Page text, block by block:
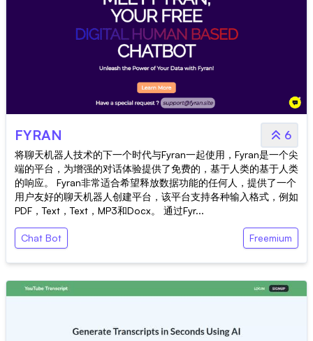
FYRAN 6
将聊天机器人技术的下一个时代与Fyran一起使用，Fyran是一个尖
端的平台，为增强的对话体验提供了免费的，基于人类的基于人类
的响应。 Fyran非常适合希望释放数据功能的任何人，提供了一个
用户友好的聊天机器人创建平台，该平台支持各种输入格式，例如
PDF，Text，Text，MP3和Docx。 通过Fyr...
Chat Bot Freemium